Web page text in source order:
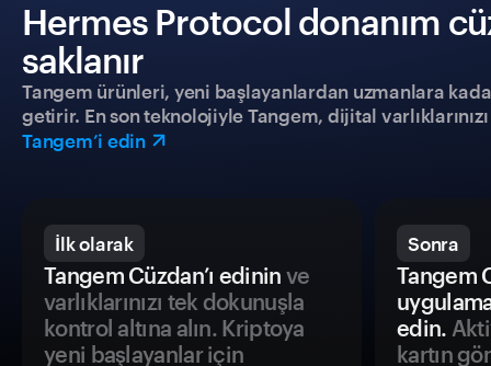
Hermes Protocol donanım
saklanır
Tangem ürünleri, yeni başlayanlardan uzmanlara
getirir. En son teknolojiyle Tangem, dijital
Tangem’i edin
İlk olarak
Tangem Cüzdan’ı edinin ve
varlıklarınızı tek dokunuşla
kontrol altına alın. Kriptoya
yeni başlayanlar için
Sonra
Tangem
edin.
kartın